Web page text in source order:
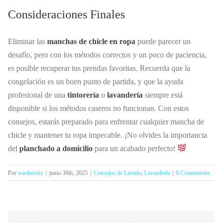
Consideraciones Finales
Eliminar las manchas de chicle en ropa puede parecer un
desafío, pero con los métodos correctos y un poco de paciencia,
es posible recuperar tus prendas favoritas. Recuerda que la
congelación es un buen punto de partida, y que la ayuda
profesional de una tintorería o lavandería siempre está
disponible si los métodos caseros no funcionan. Con estos
consejos, estarás preparado para enfrentar cualquier mancha de
chicle y mantener tu ropa impecable. ¡No olvides la importancia
del planchado a domicilio para un acabado perfecto!
Por washrocks | junio 30th, 2025 | Consejos de Lavado, Lavandería | 0 Comentarios